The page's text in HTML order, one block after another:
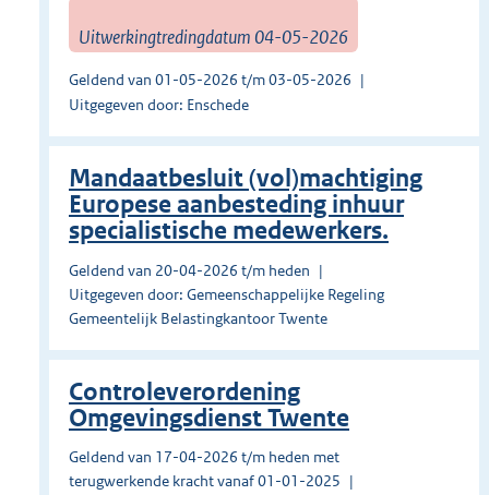
Uitwerkingtredingdatum 04-05-2026
Geldend van 01-05-2026 t/m 03-05-2026
Uitgegeven door: Enschede
Mandaatbesluit (vol)machtiging
Europese aanbesteding inhuur
specialistische medewerkers.
Geldend van 20-04-2026 t/m heden
Uitgegeven door: Gemeenschappelijke Regeling
Gemeentelijk Belastingkantoor Twente
Controleverordening
Omgevingsdienst Twente
Geldend van 17-04-2026 t/m heden met
terugwerkende kracht vanaf 01-01-2025